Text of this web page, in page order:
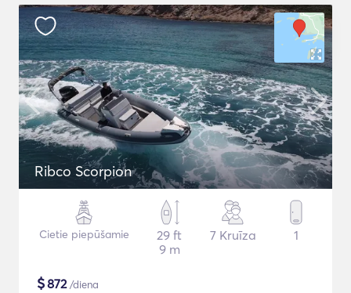
Ribco Scorpion
Cietie piepūšamie
29 ft
9 m
7 Kruīza 1
$872/diena